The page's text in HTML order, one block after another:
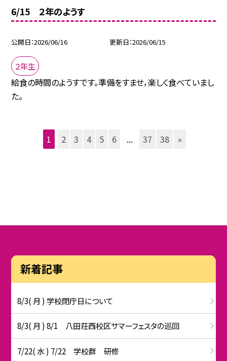
6/15 ２年のようす
公開日 2026/06/16 更新日 2026/06/15
２年生
給食の時間のようすです。準備をすませ，楽しく食べていまし
た。
1 2 3 4 5 6 ... 37 38 »
新着記事
8/3( 月 ) 学校閉庁日について
8/3( 月 ) 8/1 八田荘西校区サマーフェスタの巡回
7/22( 水 ) 7/22 学校群 研修